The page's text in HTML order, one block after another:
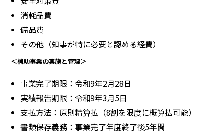
消耗品費
備品費
その他（知事が特に必要と認める経費）
＜補助事業の実施と管理＞
事業完了期限：令和9年2月28日
実績報告期限：令和9年3月5日
支払方法：原則精算払（8割を限度に概算払可能）
書類保存義務：事業完了年度終了後5年間